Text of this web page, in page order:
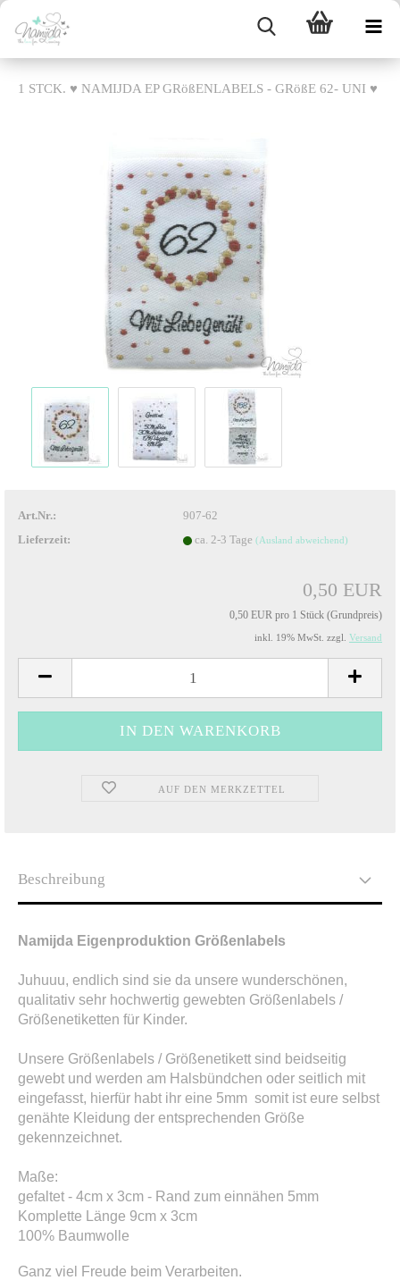
1 STCK. ♥ NAMIJDA EP GRößENLABELS - GRößE 62- UNI ♥
Art.Nr.:
907-62
Lieferzeit:
ca. 2-3 Tage (Ausland abweichend)
0,50 EUR
0,50 EUR pro 1 Stück (Grundpreis)
inkl. 19% MwSt. zzgl. Versand
AUF DEN MERKZETTEL
Beschreibung
Namijda Eigenproduktion Größenlabels
Juhuuu, endlich sind sie da unsere wunderschönen,
qualitativ sehr hochwertig gewebten Größenlabels /
Größenetiketten für Kinder.
Unsere Größenlabels / Größenetikett sind beidseitig
gewebt und werden am Halsbündchen oder seitlich mit
eingefasst, hierfür habt ihr eine 5mm somit ist eure selbst
genähte Kleidung der entsprechenden Größe
gekennzeichnet.
Maße:
gefaltet - 4cm x 3cm - Rand zum einnähen 5mm
Komplette Länge 9cm x 3cm
100% Baumwolle
Ganz viel Freude beim Verarbeiten.